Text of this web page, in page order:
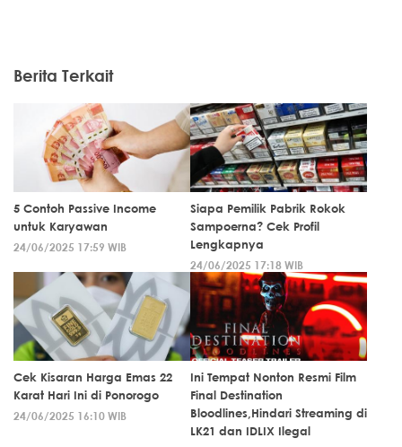
Berita Terkait
5 Contoh Passive Income
untuk Karyawan
24/06/2025 17:59 WIB
Siapa Pemilik Pabrik Rokok
Sampoerna? Cek Profil
Lengkapnya
24/06/2025 17:18 WIB
Cek Kisaran Harga Emas 22
Karat Hari Ini di Ponorogo
24/06/2025 16:10 WIB
Ini Tempat Nonton Resmi Film
Final Destination
Bloodlines,Hindari Streaming di
LK21 dan IDLIX Ilegal